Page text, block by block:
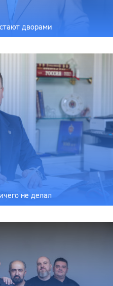
дворами
не делал